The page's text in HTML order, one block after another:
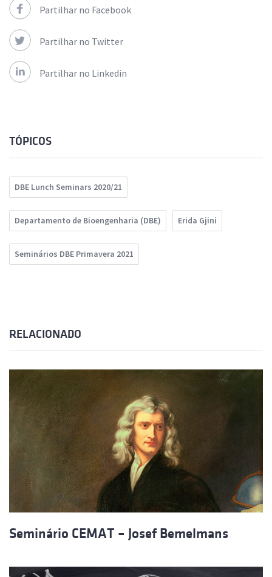
Partilhar no Facebook
Partilhar no Twitter
Partilhar no Linkedin
TÓPICOS
DBE Lunch Seminars 2020/21
Departamento de Bioengenharia (DBE) Erida Gjini
Seminários DBE Primavera 2021
RELACIONADO
Seminário CEMAT – Josef Bemelmans